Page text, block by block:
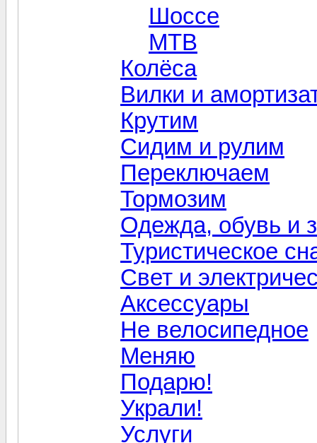
Шоссе
MTB
Колёса
Вилки и
Крутим
Сидим и рулим
Переключаем
Тормозим
Одежда, обувь и
Туристическое
Свет и
Aксессуары
Не велосипедное
Меняю
Подарю!
Украли!
Услуги